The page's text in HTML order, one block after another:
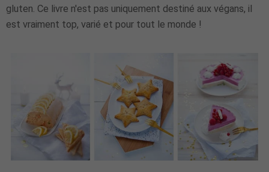
gluten. Ce livre n'est pas uniquement destiné aux végans, il
est vraiment top, varié et pour tout le monde !